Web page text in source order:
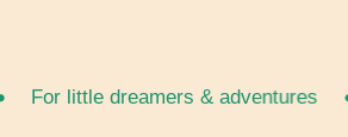
For little dreamers & adventures •